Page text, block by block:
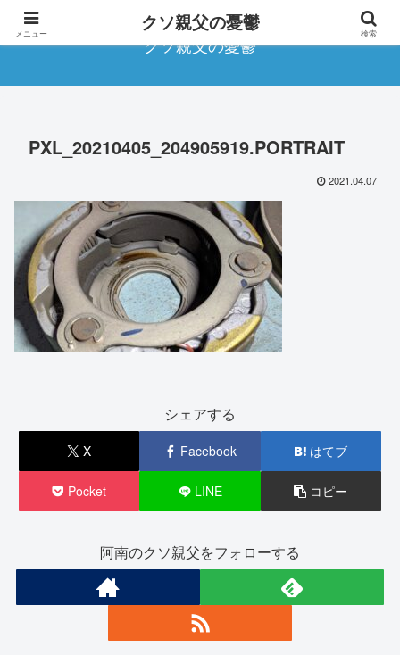
クソ親父の憂鬱
PXL_20210405_204905919.PORTRAIT
2021.04.07
シェアする
X Facebook はてブ
Pocket LINE コピー
阿南のクソ親父をフォローする
メニュー クソ親父の憂鬱 検索